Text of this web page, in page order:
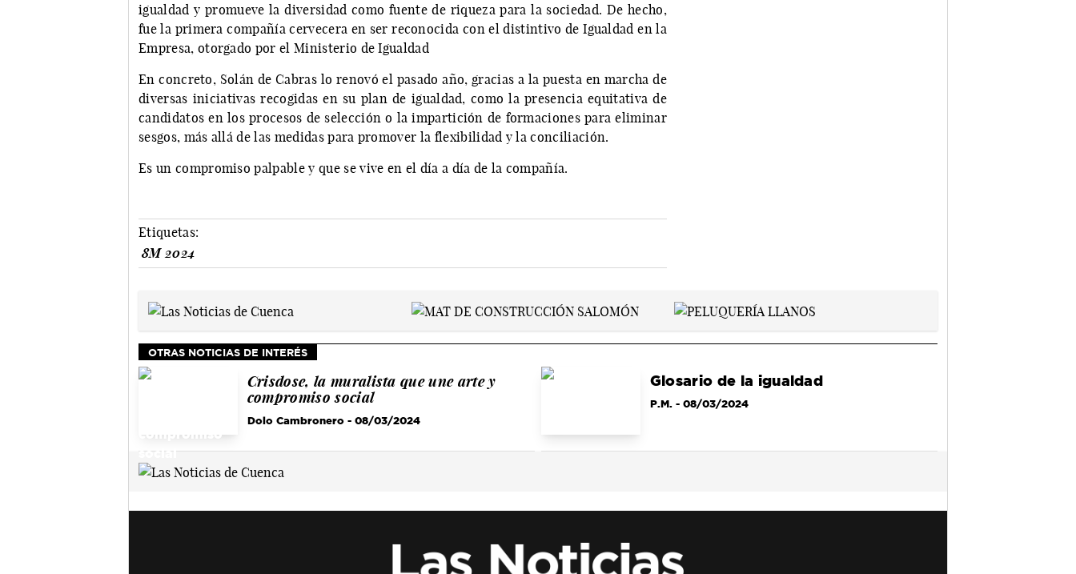
igualdad y promueve la diversidad como fuente de riqueza para la sociedad. De hecho,
fue la primera compañía cervecera en ser reconocida con el distintivo de Igualdad en la
Empresa, otorgado por el Ministerio de Igualdad
En concreto, Solán de Cabras lo renovó el pasado año, gracias a la puesta en marcha de
diversas iniciativas recogidas en su plan de igualdad, como la presencia equitativa de
candidatos en los procesos de selección o la impartición de formaciones para eliminar
sesgos, más allá de las medidas para promover la flexibilidad y la conciliación.
Es un compromiso palpable y que se vive en el día a día de la compañía.
Etiquetas:
8M 2024
OTRAS NOTICIAS DE INTERÉS
Crisdose, la muralista que une arte y
compromiso social
Dolo Cambronero- 08/03/2024
Glosario de la igualdad
P.M. - 08/03/2024